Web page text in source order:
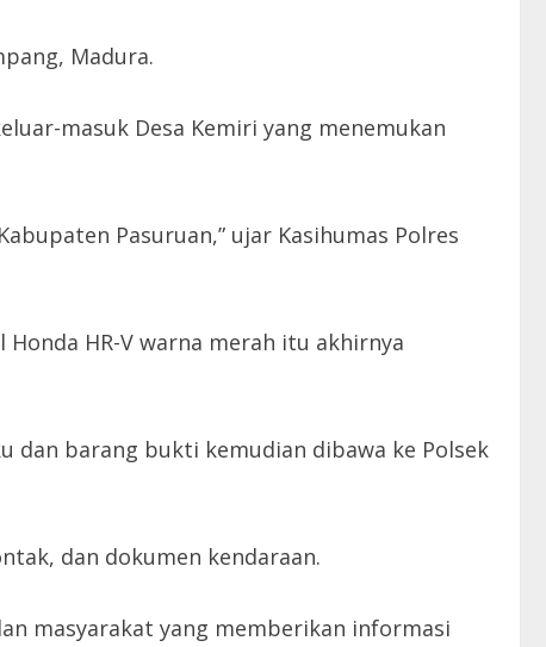
Madura.
masuk Desa Kemiri yang menemukan
Pasuruan,” ujar Kasihumas Polres
HR-V warna merah itu akhirnya
dan barang bukti kemudian dibawa ke Polsek
dan dokumen kendaraan.
masyarakat yang memberikan informasi